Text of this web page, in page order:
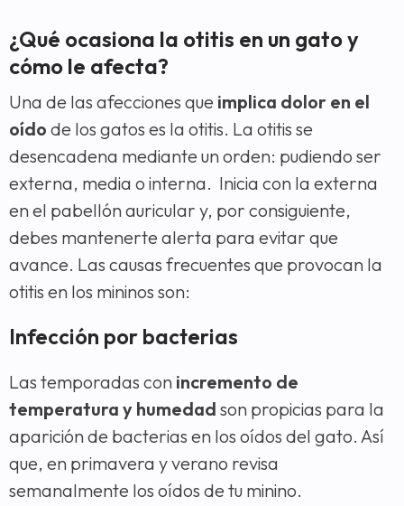
¿Qué ocasiona la otitis en un gato y
cómo le afecta?
Una de las afecciones que implica dolor en el
oído de los gatos es la otitis. La otitis se
desencadena mediante un orden: pudiendo ser
externa, media o interna. Inicia con la externa
en el pabellón auricular y, por consiguiente,
debes mantenerte alerta para evitar que
avance. Las causas frecuentes que provocan la
otitis en los mininos son:
Infección por bacterias
Las temporadas con incremento de
temperatura y humedad son propicias para la
aparición de bacterias en los oídos del gato. Así
que, en primavera y verano revisa
semanalmente los oídos de tu minino.